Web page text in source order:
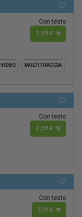
Con testo
2,99 €
VIDEO MULTITRACCIA
Con testo
2,99 €
Con testo
2,19 €